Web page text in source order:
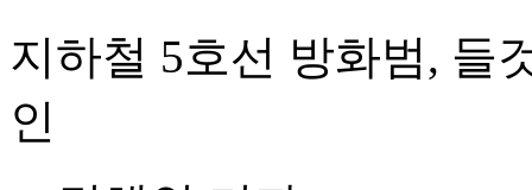
지하철 5호선 방화범, 들
인